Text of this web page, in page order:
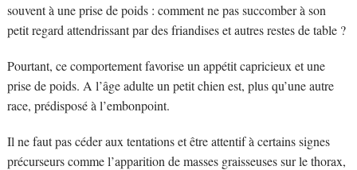
souvent à une prise de poids : comment ne pas succomber à son
petit regard attendrissant par des friandises et autres restes de table ?
Pourtant, ce comportement favorise un appétit capricieux et une
prise de poids. A l’âge adulte un petit chien est, plus qu’une autre
race, prédisposé à l’embonpoint.
Il ne faut pas céder aux tentations et être attentif à certains signes
précurseurs comme l’apparition de masses graisseuses sur le thorax,